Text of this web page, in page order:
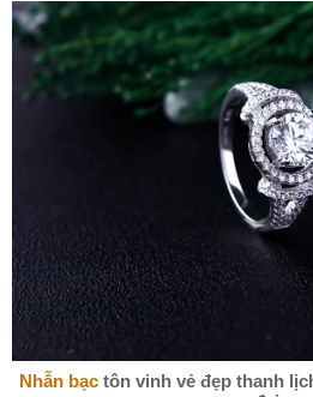
Nhẫn bạctôn vinh vẻ đẹp thanh